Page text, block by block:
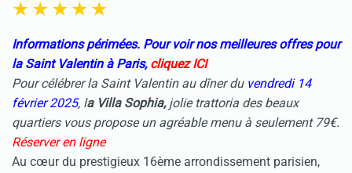
Informations périmées. Pour voir nos meilleures offres pour
la Saint Valentin à Paris, cliquez ICI
Pour célébrer la Saint Valentin au dîner du vendredi 14
février 2025, la Villa Sophia, jolie trattoria des beaux
quartiers vous propose un agréable menu à seulement 79€.
Réserver en ligne
Au cœur du prestigieux 16ème arrondissement parisien,